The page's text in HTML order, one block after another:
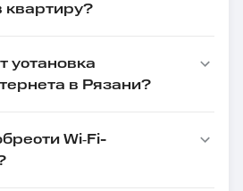
квартиру?
установка
в Рязани?
Wi‑Fi-